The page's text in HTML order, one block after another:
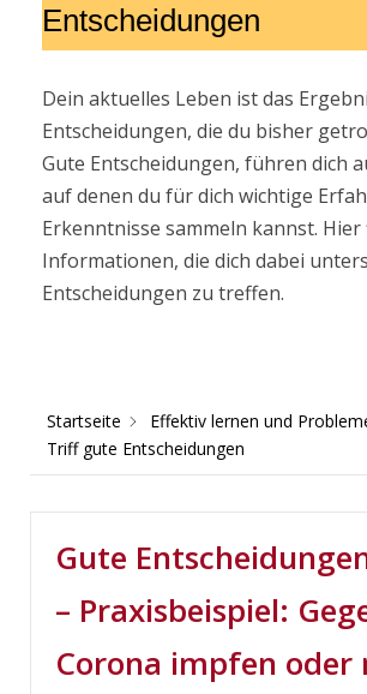
Entscheidungen
Dein aktuelles Leben ist das
Entscheidungen, die du bisher
Gute Entscheidungen, führen dich
auf denen du für dich wichtige
Erkenntnisse sammeln kannst. Hier
Informationen, die dich dabei
Entscheidungen zu treffen.
Startseite
Effektiv lernen und
Triff gute Entscheidungen
Gute
– Praxisbeispiel:
Corona impfen oder